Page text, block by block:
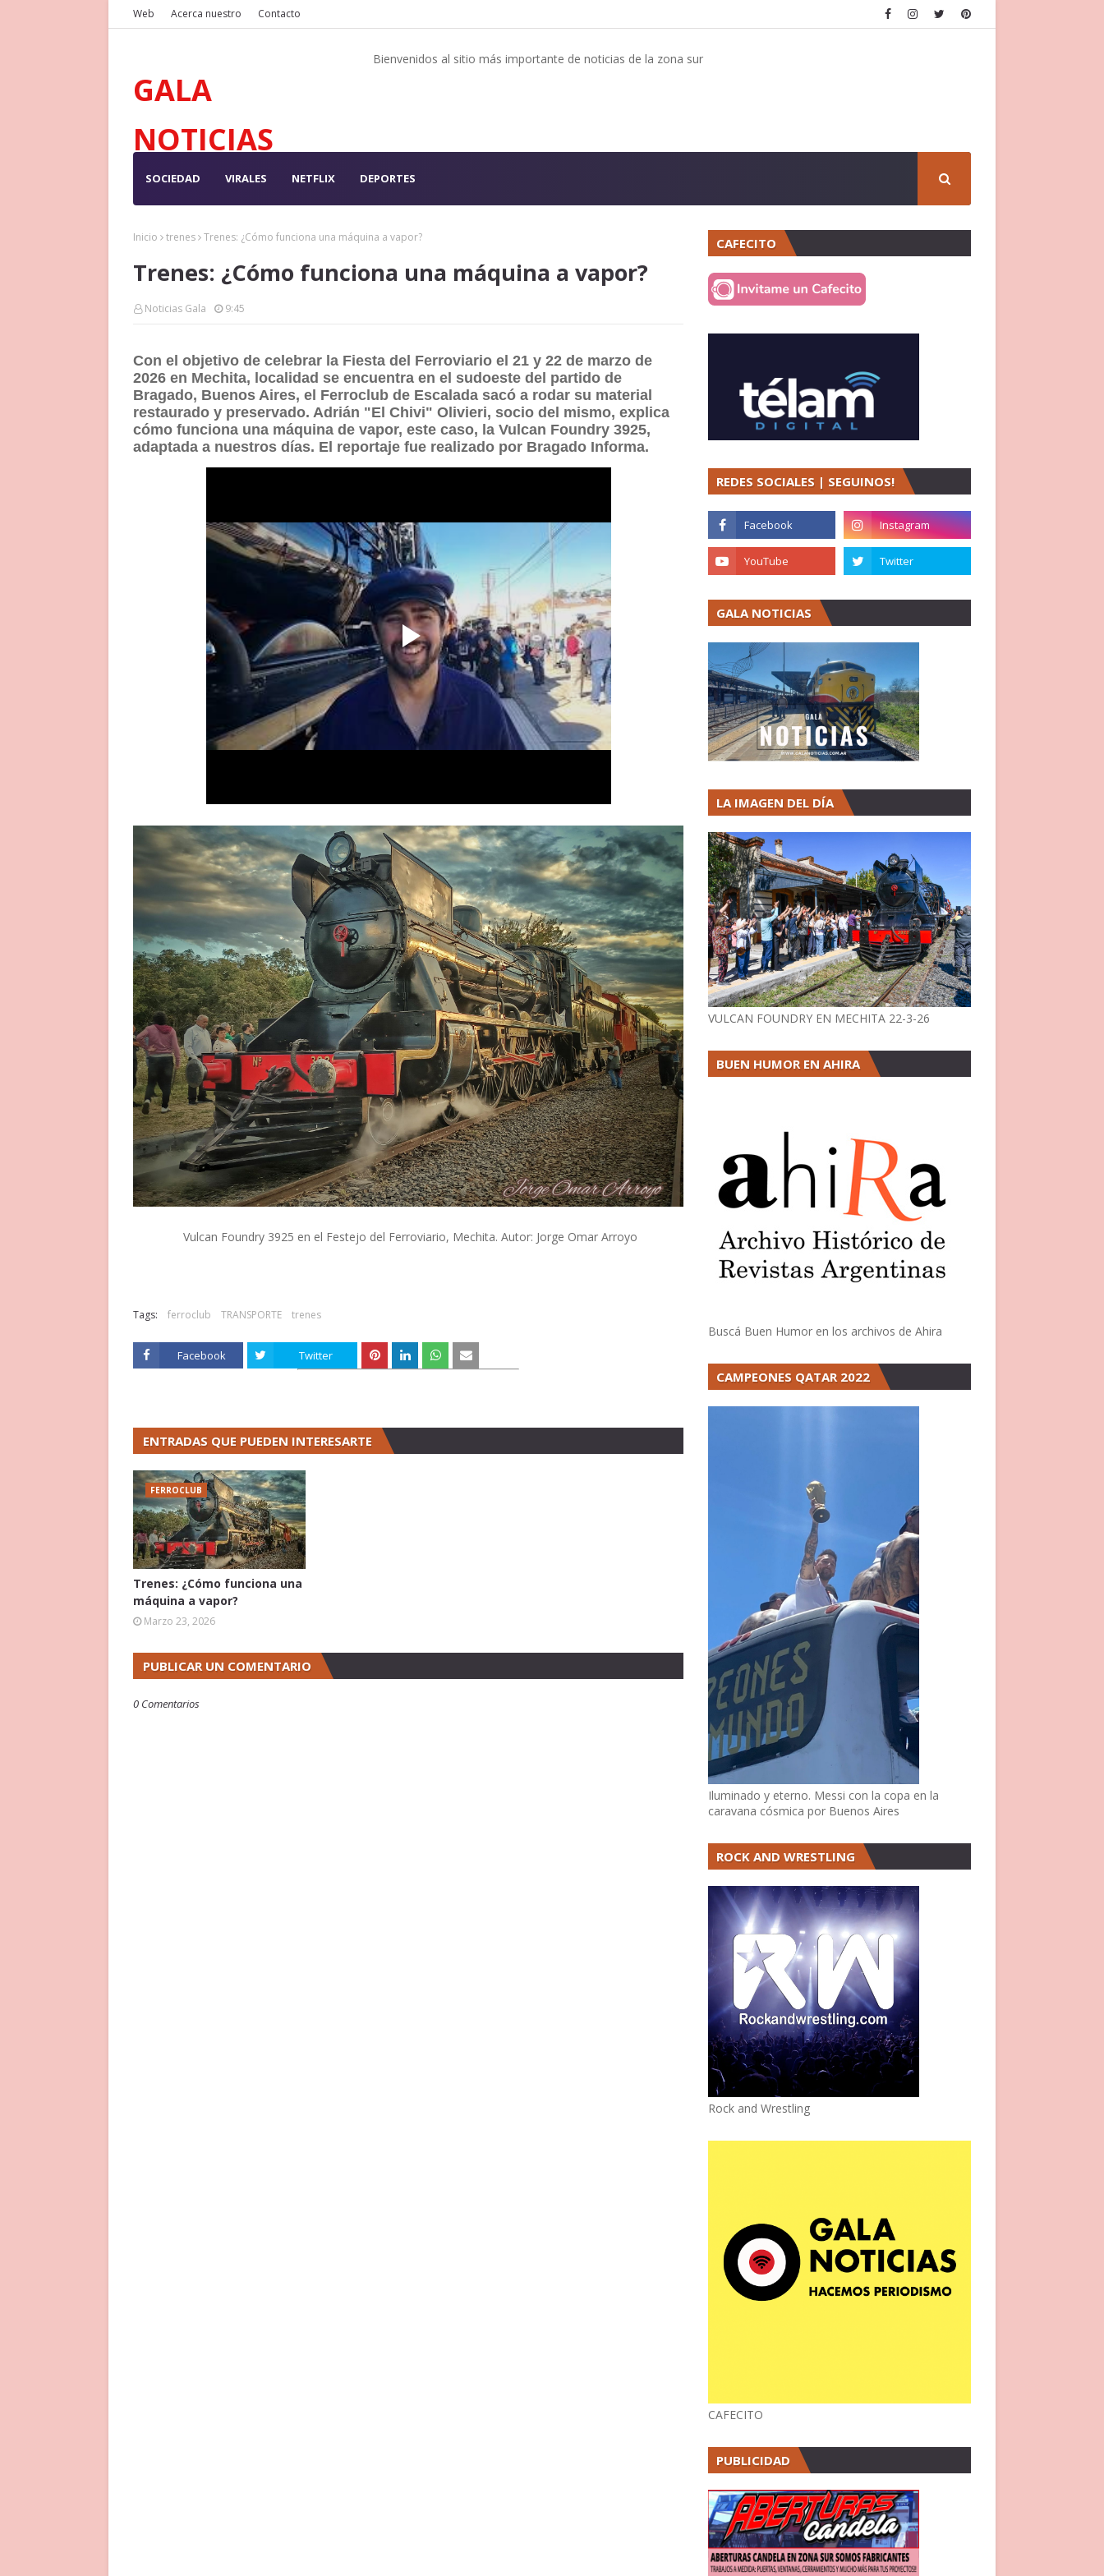
Web Acerca nuestro Contacto
GALA
NOTICIAS
Bienvenidos al sitio más importante de noticias de la zona sur
SOCIEDAD VIRALES NETFLIX DEPORTES
Inicio trenes Trenes: ¿Cómo funciona una máquina a vapor?
Trenes: ¿Cómo funciona una máquina a vapor?
Noticias Gala 9:45
Con el objetivo de celebrar la Fiesta del Ferroviario el 21 y 22 de marzo de
2026 en Mechita, localidad se encuentra en el sudoeste del partido de
Bragado, Buenos Aires, el Ferroclub de Escalada sacó a rodar su material
restaurado y preservado. Adrián "El Chivi" Olivieri, socio del mismo, explica
cómo funciona una máquina de vapor, este caso, la Vulcan Foundry 3925,
adaptada a nuestros días. El reportaje fue realizado por Bragado Informa.
Vulcan Foundry 3925 en el Festejo del Ferroviario, Mechita. Autor: Jorge Omar Arroyo
Tags: ferroclub TRANSPORTE trenes
Facebook Twitter
ENTRADAS QUE PUEDEN INTERESARTE
FERROCLUB
Trenes: ¿Cómo funciona una
máquina a vapor?
Marzo 23, 2026
PUBLICAR UN COMENTARIO
0 Comentarios
CAFECITO
REDES SOCIALES | SEGUINOS!
GALA NOTICIAS
LA IMAGEN DEL DÍA
VULCAN FOUNDRY EN MECHITA 22-3-26
BUEN HUMOR EN AHIRA
Buscá Buen Humor en los archivos de Ahira
CAMPEONES QATAR 2022
Iluminado y eterno. Messi con la copa en la
caravana cósmica por Buenos Aires
ROCK AND WRESTLING
Rock and Wrestling
CAFECITO
PUBLICIDAD